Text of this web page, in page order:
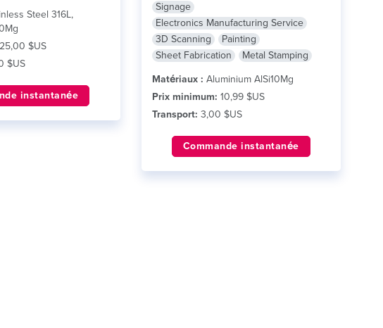
Steel 316L,
25,00 $US
$US
instantanée
Signage
Electronics Manufacturing Service
3D Scanning
Painting
Sheet Fabrication
Metal Stamping
Matériaux : Aluminium AlSi10Mg
Prix minimum: 10,99 $US
Transport: 3,00 $US
Commande instantanée